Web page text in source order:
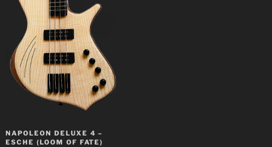
NAPOLEON DELUXE 4 –
ESCHE (LOOM OF FATE)